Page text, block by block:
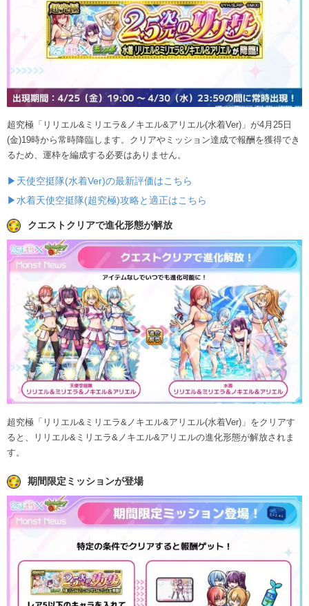
超究極「リリエル&ミリエラ&ノキエル&アリエル(水着Ver)」が4月25日
(金)19時から常時降臨します。クリアやミッション達成で報酬を獲得でき
るため、運枠を編成する必要はありません。
▶天使空挺隊(水着Ver)の最新評価はこちら
▶水着天使空挺隊(超究極)攻略と適正はこちら
クエストクリアで進化形態が解放
超究極「リリエル&ミリエラ&ノキエル&アリエル(水着Ver)」をクリアす
ると、リリエル&ミリエラ&ノキエル&アリエルの進化形態が解放されま
す。
期間限定ミッションが登場